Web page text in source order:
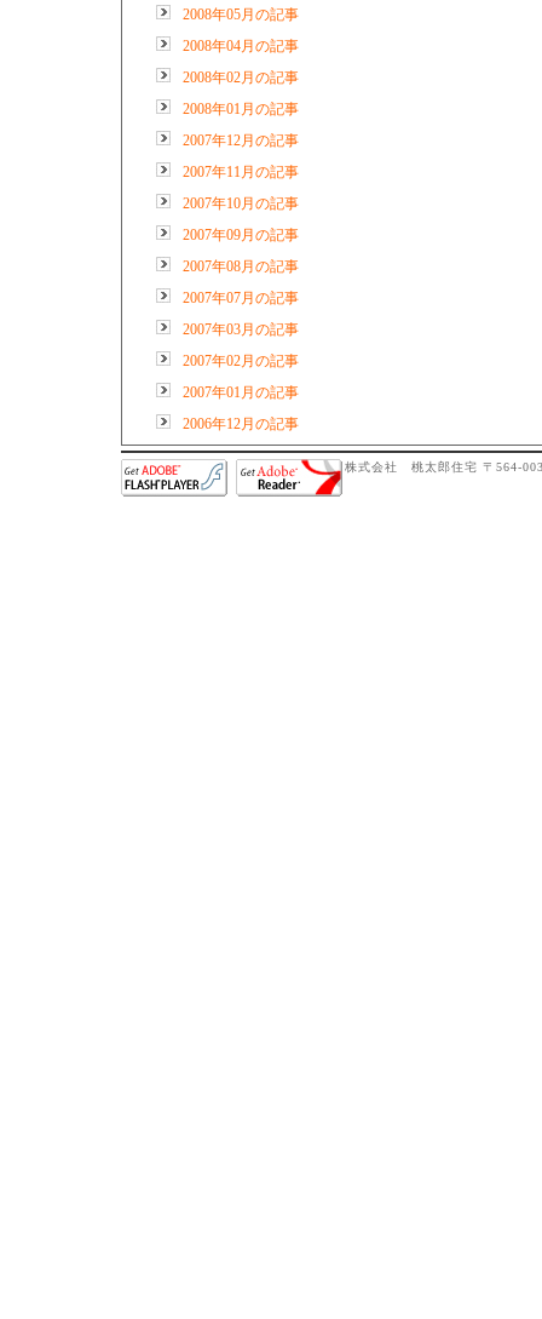
2008年05月の記事
2008年04月の記事
2008年02月の記事
2008年01月の記事
2007年12月の記事
2007年11月の記事
2007年10月の記事
2007年09月の記事
2007年08月の記事
2007年07月の記事
2007年03月の記事
2007年02月の記事
2007年01月の記事
2006年12月の記事
株式会社 桃太郎住宅 〒564-